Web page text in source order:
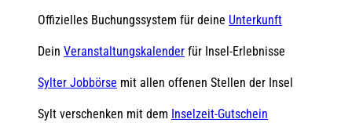
Offizielles Buchungssystem für deine Unterkunft
Dein Veranstaltungskalender für Insel-Erlebnisse
Sylter Jobbörse mit allen offenen Stellen der Insel
Sylt verschenken mit dem Inselzeit-Gutschein